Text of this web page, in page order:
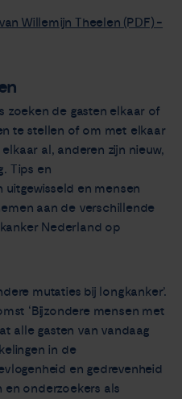
Willemijn Theelen (PDF) -
zoeken de gasten elkaar of
te stellen of om met elkaar
al, anderen zijn nieuw,
Tips en
en mensen
aan de verschillende
Nederland op
mutaties bij longkanker’.
‘Bijzondere mensen met
alle gasten van vandaag
in de
en gedrevenheid
en onderzoekers als